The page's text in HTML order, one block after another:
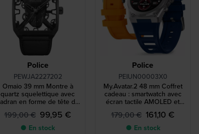
Police
PEWJA2227202
Omaio 39 mm Montre à
quartz squelettique avec
en forme de tête de
mort
199,00 € 99,95 €
● En stock
Police
PEIUN00003X0
My.Avatar.2 48 mm Coffret
cadeau : smartwatch avec
écran tactile AMOLED et
bracelet en silicone
supplémentaire
179,00 € 161,10 €
● En stock